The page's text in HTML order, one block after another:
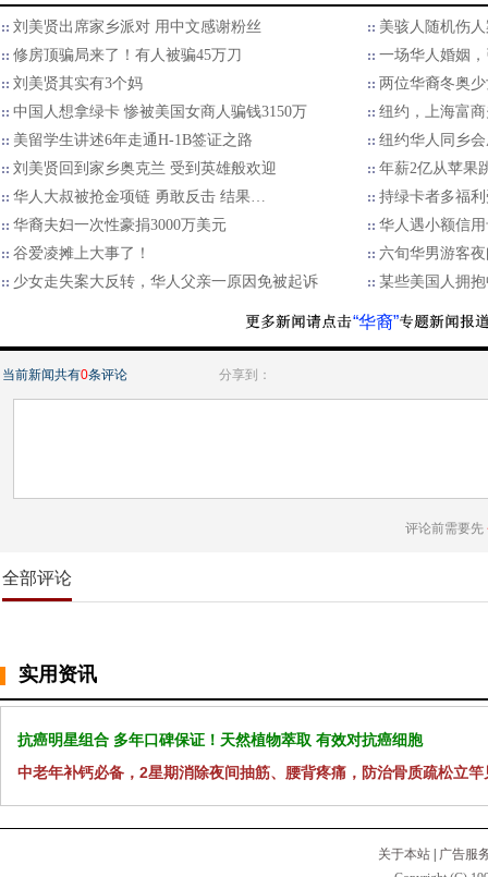
刘美贤出席家乡派对 用中文感谢粉丝
美骇人随机伤
修房顶骗局来了！有人被骗45万刀
一场华人婚姻
刘美贤其实有3个妈
两位华裔冬奥
中国人想拿绿卡 惨被美国女商人骗钱3150万
纽约，上海富
美留学生讲述6年走通H-1B签证之路
纽约华人同乡
刘美贤回到家乡奥克兰 受到英雄般欢迎
年薪2亿从苹果
华人大叔被抢金项链 勇敢反击 结果…
持绿卡者多福
华裔夫妇一次性豪捐3000万美元
华人遇小额信
谷爱凌摊上大事了！
六旬华男游客
少女走失案大反转，华人父亲一原因免被起诉
某些美国人拥
“华裔”
当前新闻共有0条评论 分享到：
评论前需要先
全部评论
实用资讯
抗癌明星组合 多年口碑保证！天然植物萃取 有效对抗癌细胞
中老年补钙必备，2星期消除夜间抽筋、腰背疼痛，防治骨质疏松立竿
关于本站
广告服